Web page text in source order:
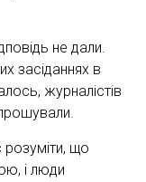
не дали.
засіданнях в
журналістів
що
і люди